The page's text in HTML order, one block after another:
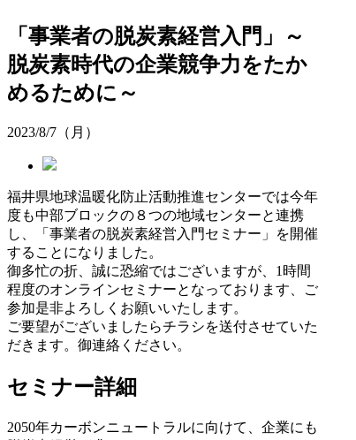
「事業者の脱炭素経営入門」～
脱炭素時代の企業競争力をたか
めるために～
2023/8/7（月）
福井県地球温暖化防止活動推進センターでは今年
度も中部ブロックの８つの地域センターと連携
し、「事業者の脱炭素経営入門セミナー」を開催
することになりました。
御多忙の折、誠に恐縮ではございますが、1時間
程度のオンラインセミナーとなっております、ご
参加是非よろしくお願いいたします。
ご要望がございましたらチラシを送付させていた
だきます。御連絡ください。
セミナー詳細
2050年カーボンニュートラルに向けて、企業にも